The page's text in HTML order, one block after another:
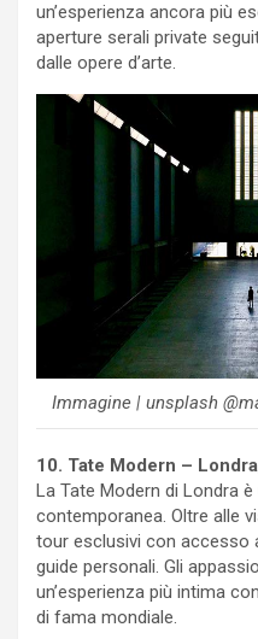
un’esperienza ancora più
aperture serali private
dalle opere d’arte.
Immagine | unsplash
10. Tate Modern –
La Tate Modern di Londra è
contemporanea. Oltre alle
tour esclusivi con accesso
guide personali. Gli
un’esperienza più intima
di fama mondiale.